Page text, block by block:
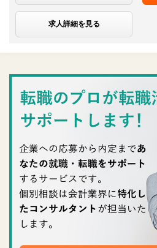
求人詳細を見る